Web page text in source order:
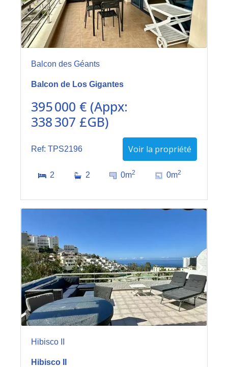
Balcon des Géants
Balcon de Los Gigantes
395 000 € (Appx:
338 307 £GB)
Ref: TPS2196 Voir la propriété
2 2 0m2 0m2
Hibisco II
Hibisco II